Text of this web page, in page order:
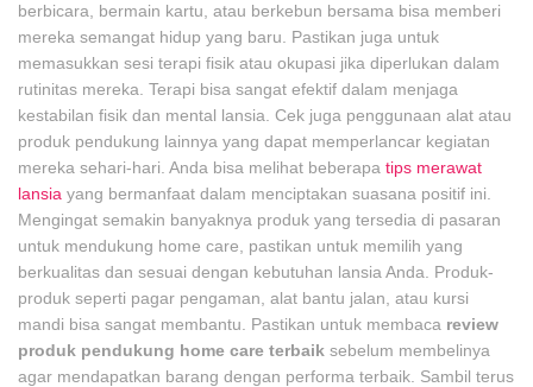
berbicara, bermain kartu, atau berkebun bersama bisa memberi
mereka semangat hidup yang baru. Pastikan juga untuk
memasukkan sesi terapi fisik atau okupasi jika diperlukan dalam
rutinitas mereka. Terapi bisa sangat efektif dalam menjaga
kestabilan fisik dan mental lansia. Cek juga penggunaan alat atau
produk pendukung lainnya yang dapat memperlancar kegiatan
mereka sehari-hari. Anda bisa melihat beberapa tips merawat
lansia yang bermanfaat dalam menciptakan suasana positif ini.
Mengingat semakin banyaknya produk yang tersedia di pasaran
untuk mendukung home care, pastikan untuk memilih yang
berkualitas dan sesuai dengan kebutuhan lansia Anda. Produk-
produk seperti pagar pengaman, alat bantu jalan, atau kursi
mandi bisa sangat membantu. Pastikan untuk membaca review
produk pendukung home care terbaik sebelum membelinya
agar mendapatkan barang dengan performa terbaik. Sambil terus